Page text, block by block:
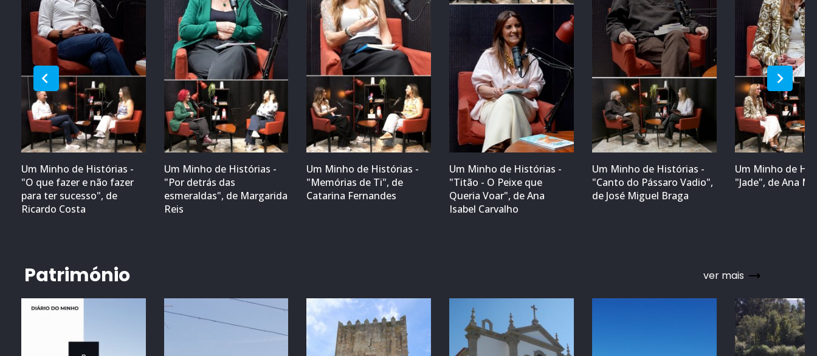
Um Minho de Histórias -
"O que fazer e não fazer
para ter sucesso", de
Ricardo Costa
Um Minho de Histórias -
"Por detrás das
esmeraldas", de Margarida
Reis
Um Minho de Histórias -
"Memórias de Ti", de
Catarina Fernandes
Um Minho de Histórias -
"Titão - O Peixe que
Queria Voar", de Ana
Isabel Carvalho
Um Minho de Histórias -
"Canto do Pássaro Vadio",
de José Miguel Braga
Um Minho de
"Jade", de Ana
Património ver mais